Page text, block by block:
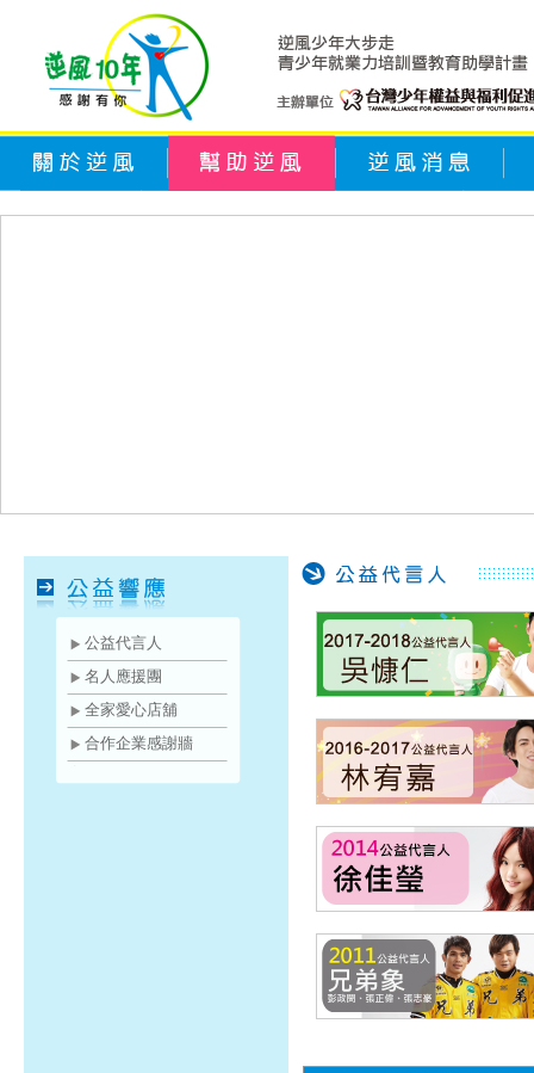
公益代言人
名人應援團
全家愛心店舖
合作企業感謝牆